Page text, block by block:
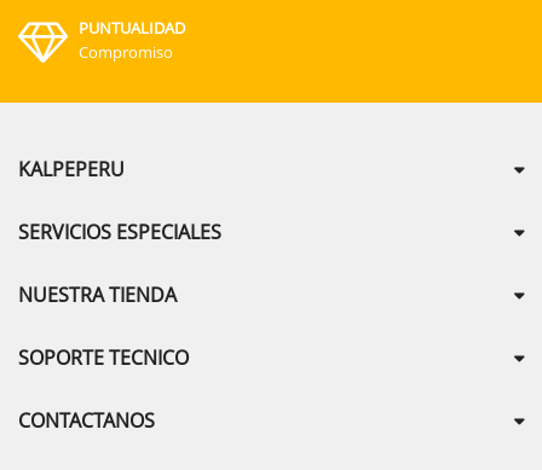
PUNTUALIDAD
Compromiso
KALPEPERU
SERVICIOS ESPECIALES
NUESTRA TIENDA
SOPORTE TECNICO
CONTACTANOS